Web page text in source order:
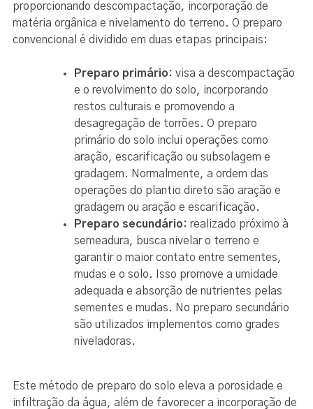
proporcionando descompactação, incorporação de
matéria orgânica e nivelamento do terreno. O preparo
convencional é dividido em duas etapas principais:
Preparo primário: visa a descompactação
e o revolvimento do solo, incorporando
restos culturais e promovendo a
desagregação de torrões. O preparo
primário do solo inclui operações como
aração, escarificação ou subsolagem e
gradagem. Normalmente, a ordem das
operações do plantio direto são aração e
gradagem ou aração e escarificação.
Preparo secundário: realizado próximo à
semeadura, busca nivelar o terreno e
garantir o maior contato entre sementes,
mudas e o solo. Isso promove a umidade
adequada e absorção de nutrientes pelas
sementes e mudas. No preparo secundário
são utilizados implementos como grades
niveladoras.
Este método de preparo do solo eleva a porosidade e
infiltração da água, além de favorecer a incorporação de